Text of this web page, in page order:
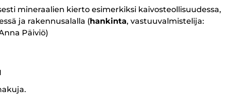
mineraalien kierto esimerkiksi kaivosteollisuudessa,
ja rakennusalalla (hankinta, vastuuvalmistelija:
Päiviö)